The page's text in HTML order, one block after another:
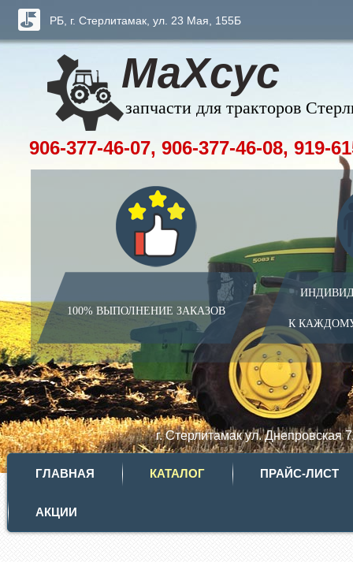
МаХсус
запчасти для тракторов
100% ВЫПОЛНЕНИЕ ЗАКАЗОВ
К
РБ, г. Стерлитамак, ул. 23 Мая, 155Б
г. Стерлитамак ул. Днепровская
906-377-46-07, 906-377-46-08, 919-
ГЛАВНАЯ КАТАЛОГ ПРАЙС-ЛИСТ
АКЦИИ